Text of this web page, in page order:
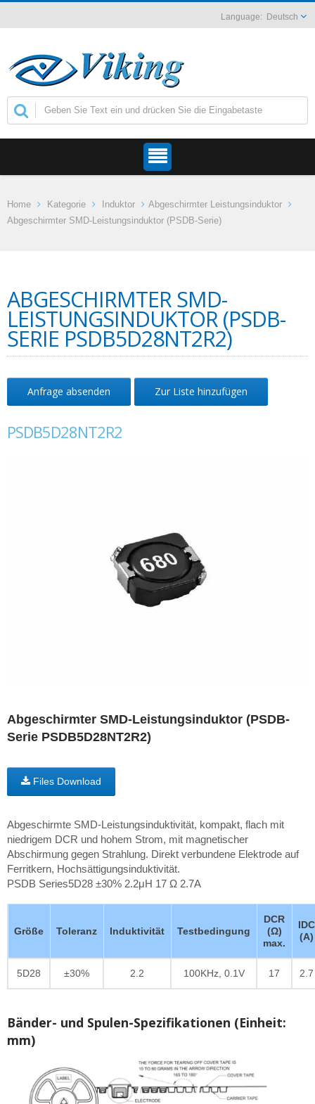
Deutsch
Home Kategorie Induktor
Abgeschirmter Leistungsinduktor
Abgeschirmter SMD-Leistungsinduktor (PSDB-Serie)
ABGESCHIRMTER SMD-
LEISTUNGSINDUKTOR (PSDB-
SERIE PSDB5D28NT2R2)
Anfrage absenden Zur Liste hinzufügen
PSDB5D28NT2R2
Abgeschirmter SMD-Leistungsinduktor (PSDB-
Serie PSDB5D28NT2R2)
Files Download
Abgeschirmte SMD-Leistungsinduktivität, kompakt, flach mit
niedrigem DCR und hohem Strom, mit magnetischer
Abschirmung gegen Strahlung. Direkt verbundene Elektrode auf
Ferritkern, Hochsättigungsinduktivität.
PSDB Series5D28 ±30% 2.2μH 17 Ω 2.7A
Größe Toleranz Induktivität Testbedingung
DCR
(Ω)
max.
IDC
(A)
5D28 ±30% 2.2 100KHz, 0.1V 17 2.7
Bänder- und Spulen-Spezifikationen (Einheit:
mm)